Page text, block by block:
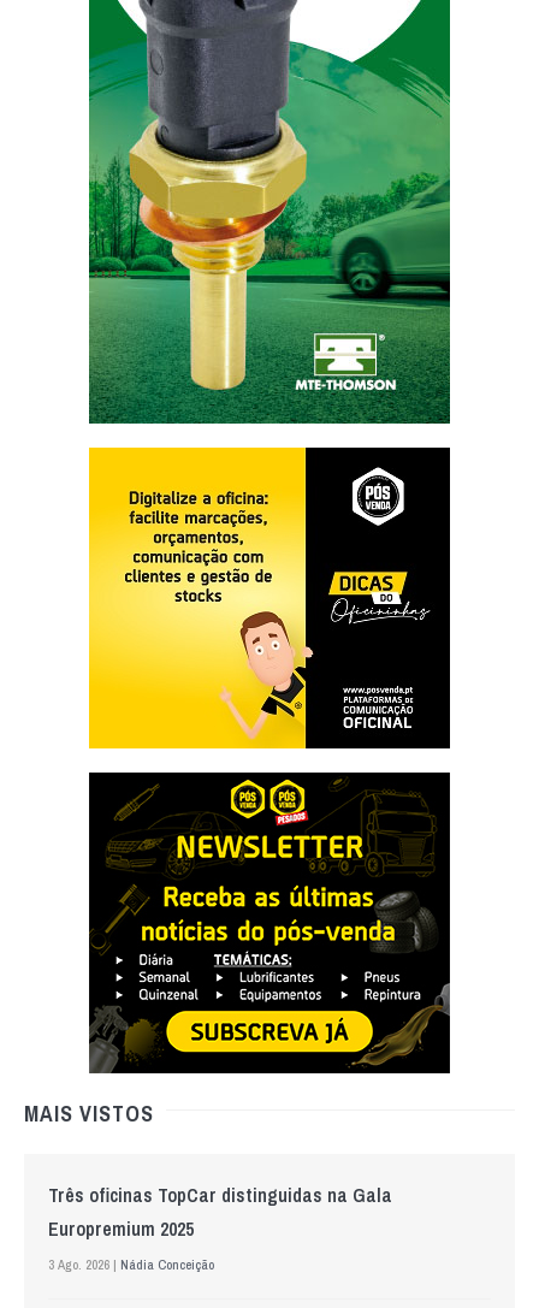
MAIS VISTOS
Três oficinas TopCar distinguidas na Gala
Europremium 2025
3 Ago. 2026 | Nádia Conceição